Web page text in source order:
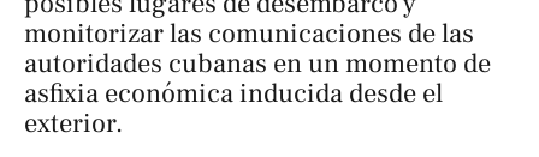
monitorizar las comunicaciones de las
autoridades cubanas en un momento de
asfixia económica inducida desde el
exterior.